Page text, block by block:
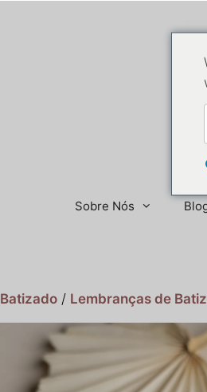
Sobre Nós
Batizado / Lembranças de